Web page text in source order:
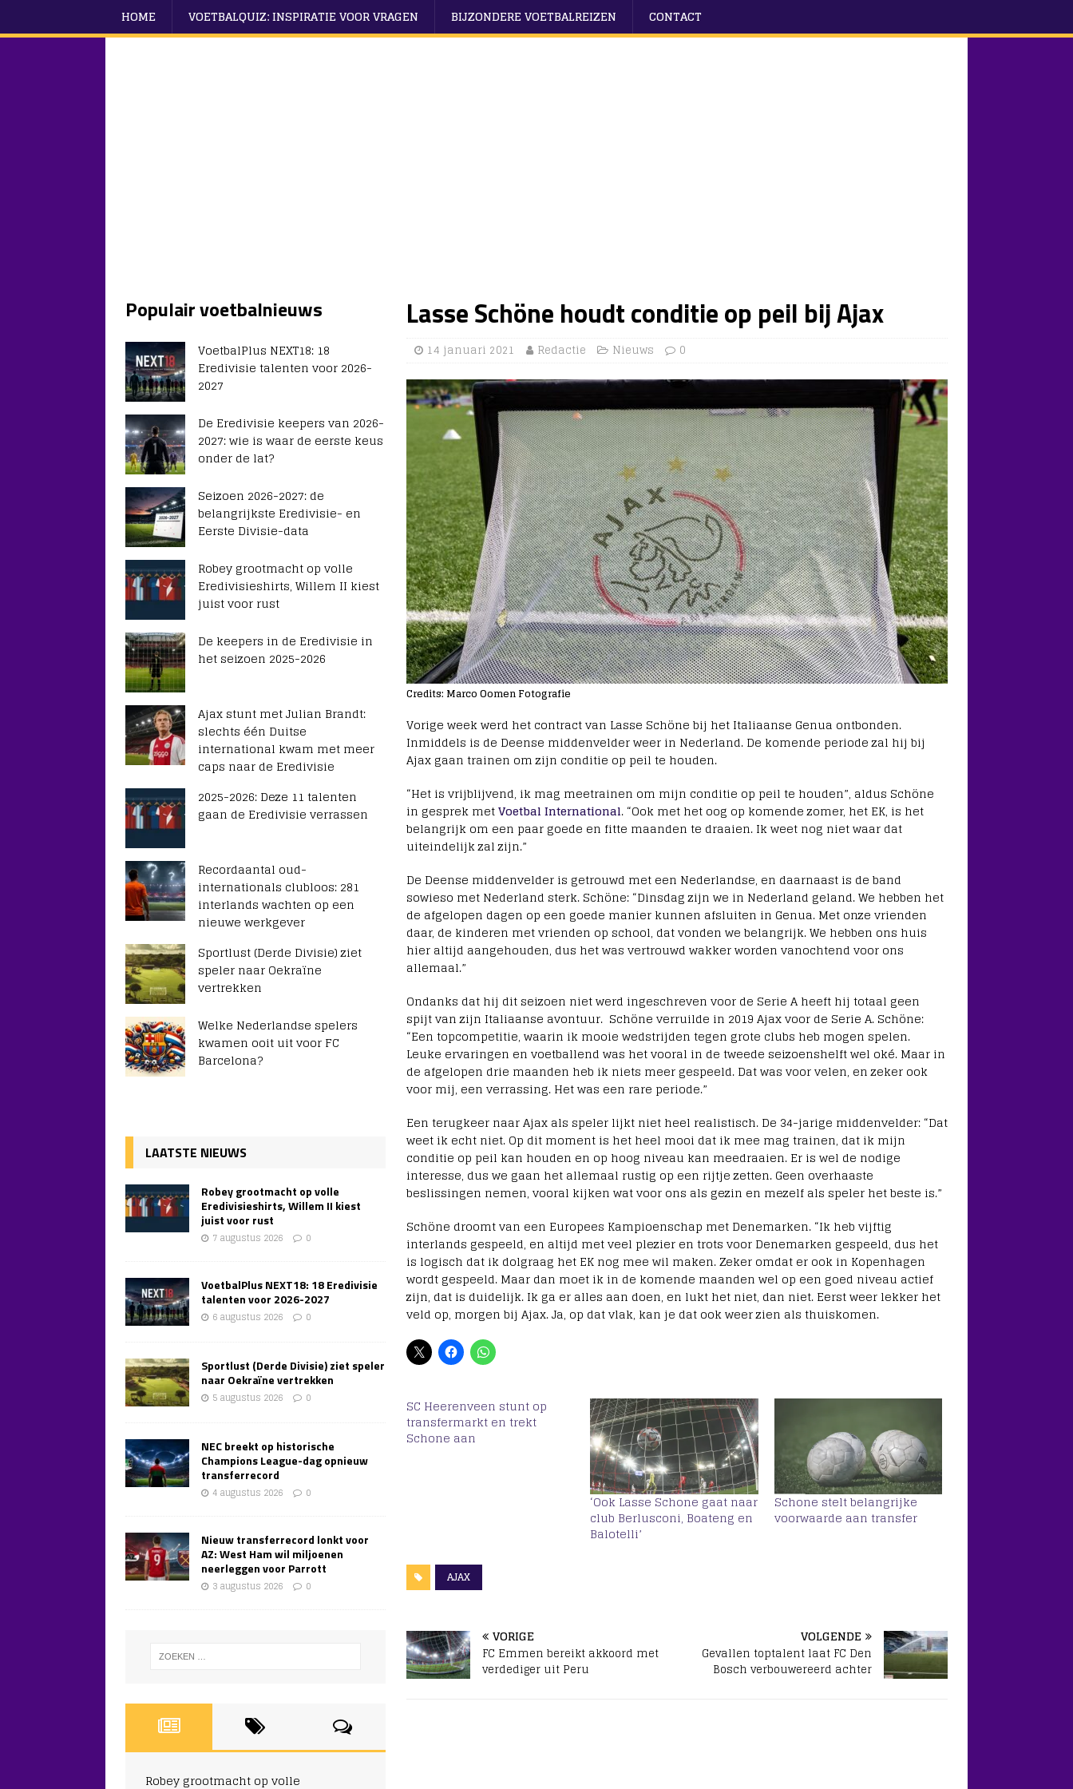
HOME VOETBALQUIZ: INSPIRATIE VOOR VRAGEN BIJZONDERE VOETBALREIZEN CONTACT
Lasse Schöne houdt conditie op peil bij Ajax
14 januari 2021 Redactie Nieuws 0
Credits: Marco Oomen Fotografie
Vorige week werd het contract van Lasse Schöne bij het Italiaanse Genua ontbonden.
Inmiddels is de Deense middenvelder weer in Nederland. De komende periode zal hij bij
Ajax gaan trainen om zijn conditie op peil te houden.
“Het is vrijblijvend, ik mag meetrainen om mijn conditie op peil te houden”, aldus Schöne
in gesprek metVoetbal International. “Ook met het oog op komende zomer, het EK, is het
belangrijk om een paar goede en fitte maanden te draaien. Ik weet nog niet waar dat
uiteindelijk zal zijn.”
De Deense middenvelder is getrouwd met een Nederlandse, en daarnaast is de band
sowieso met Nederland sterk. Schöne: “Dinsdag zijn we in Nederland geland. We hebben het
de afgelopen dagen op een goede manier kunnen afsluiten in Genua. Met onze vrienden
daar, de kinderen met vrienden op school, dat vonden we belangrijk. We hebben ons huis
hier altijd aangehouden, dus het was vertrouwd wakker worden vanochtend voor ons
allemaal.”
Ondanks dat hij dit seizoen niet werd ingeschreven voor de Serie A heeft hij totaal geen
spijt van zijn Italiaanse avontuur. Schöne verruilde in 2019 Ajax voor de Serie A. Schöne:
“Een topcompetitie, waarin ik mooie wedstrijden tegen grote clubs heb mogen spelen.
Leuke ervaringen en voetballend was het vooral in de tweede seizoenshelft wel oké. Maar in
de afgelopen drie maanden heb ik niets meer gespeeld. Dat was voor velen, en zeker ook
voor mij, een verrassing. Het was een rare periode.”
Een terugkeer naar Ajax als speler lijkt niet heel realistisch. De 34-jarige middenvelder: “Dat
weet ik echt niet. Op dit moment is het heel mooi dat ik mee mag trainen, dat ik mijn
conditie op peil kan houden en op hoog niveau kan meedraaien. Er is wel de nodige
interesse, dus we gaan het allemaal rustig op een rijtje zetten. Geen overhaaste
beslissingen nemen, vooral kijken wat voor ons als gezin en mezelf als speler het beste is.”
Schöne droomt van een Europees Kampioenschap met Denemarken. “Ik heb vijftig
interlands gespeeld, en altijd met veel plezier en trots voor Denemarken gespeeld, dus het
is logisch dat ik dolgraag het EK nog mee wil maken. Zeker omdat er ook in Kopenhagen
wordt gespeeld. Maar dan moet ik in de komende maanden wel op een goed niveau actief
zijn, dat is duidelijk. Ik ga er alles aan doen, en lukt het niet, dan niet. Eerst weer lekker het
veld op, morgen bij Ajax. Ja, op dat vlak, kan je dat ook weer zien als thuiskomen.
SC Heerenveen stunt op
transfermarkt en trekt
Schone aan
‘Ook Lasse Schone gaat naar
club Berlusconi, Boateng en
Balotelli’
Schone stelt belangrijke
voorwaarde aan transfer
AJAX
VORIGE
FC Emmen bereikt akkoord met
verdediger uit Peru
VOLGENDE
Gevallen toptalent laat FC Den
Bosch verbouwereerd achter
Populair voetbalnieuws
VoetbalPlus NEXT18: 18
Eredivisie talenten voor 2026-
2027
De Eredivisie keepers van 2026-
2027: wie is waar de eerste keus
onder de lat?
Seizoen 2026-2027: de
belangrijkste Eredivisie- en
Eerste Divisie-data
Robey grootmacht op volle
Eredivisieshirts, Willem II kiest
juist voor rust
De keepers in de Eredivisie in
het seizoen 2025-2026
Ajax stunt met Julian Brandt:
slechts één Duitse
international kwam met meer
caps naar de Eredivisie
2025-2026: Deze 11 talenten
gaan de Eredivisie verrassen
Recordaantal oud-
internationals clubloos: 281
interlands wachten op een
nieuwe werkgever
Sportlust (Derde Divisie) ziet
speler naar Oekraïne
vertrekken
Welke Nederlandse spelers
kwamen ooit uit voor FC
Barcelona?
LAATSTE NIEUWS
Robey grootmacht op volle
Eredivisieshirts, Willem II kiest
juist voor rust
7 augustus 2026 0
VoetbalPlus NEXT18: 18 Eredivisie
talenten voor 2026-2027
6 augustus 2026 0
Sportlust (Derde Divisie) ziet speler
naar Oekraïne vertrekken
5 augustus 2026 0
NEC breekt op historische
Champions League-dag opnieuw
transferrecord
4 augustus 2026 0
Nieuw transferrecord lonkt voor
AZ: West Ham wil miljoenen
neerleggen voor Parrott
3 augustus 2026 0
Robey grootmacht op volle